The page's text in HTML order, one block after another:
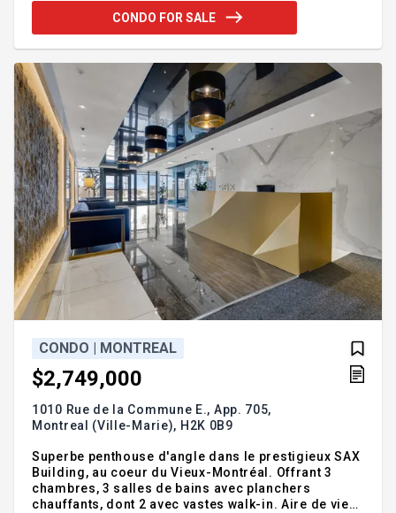
d'équipements de luxe, notamment une piscine
chauffée sur le toit, une salle de sport entièrement
des restaurants, des cafés, des écoles, de la
Banque de Montré
CONDO FOR SALE
CONDO | MONTREAL
$2,749,000
1010 Rue de la Commune E., App. 705,
Montreal (Ville-Marie), H2K 0B9
Superbe penthouse d'angle dans le prestigieux SAX
Building, au coeur du Vieux-Montréal. Offrant 3
chambres, 3 salles de bains avec planchers
chauffants, dont 2 avec vastes walk-in. Aire de vie